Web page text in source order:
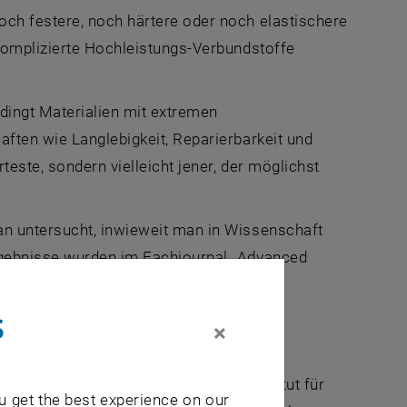
festere, noch härtere oder noch elastischere
Hochleistungs-Verbundstoffe
Materialien mit extremen
wie Langlebigkeit, Reparierbarkeit und
sondern vielleicht jener, der möglichst
untersucht, inwieweit man in Wissenschaft
wurden im Fachjournal „Advanced
Prof. Ille C. Gebeshuber, die am Institut für
×
get the best experience on our